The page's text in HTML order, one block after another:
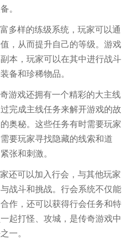
。
多样的练级系统，玩家可以通
，从而提升自己的等级。游戏
本，玩家可以在其中进行战斗
备和珍稀物品。
游戏还拥有一个精彩的大主线
完成主线任务来解开游戏的故
奥秘。这些任务有时需要玩家
要玩家寻找隐藏的线索和道
张和刺激。
还可以加入行会，与其他玩家
战斗和挑战。行会系统不仅能
作，还可以获得行会任务和特
起打怪、攻城，是传奇游戏中
一。